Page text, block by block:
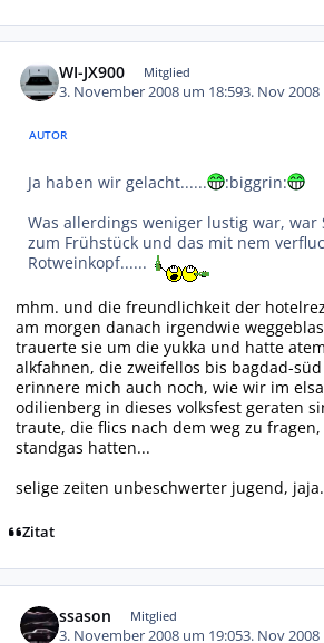
WI-JX900 Mitglied
3. November 2008 um 18:593. Nov 2008
AUTOR
Ja haben wir gelacht......
:biggrin:
Was allerdings weniger lustig war, war
zum Frühstück und das mit nem
Rotweinkopf......
mhm. und die freundlichkeit der
am morgen danach irgendwie
trauerte sie um die yukka und hatte
alkfahnen, die zweifellos bis bagdad-
erinnere mich auch noch, wie wir im
odilienberg in dieses volksfest geraten
traute, die flics nach dem weg zu
standgas hatten...
selige zeiten unbeschwerter jugend,
Zitat
ssason Mitglied
3. November 2008 um 19:053. Nov 2008